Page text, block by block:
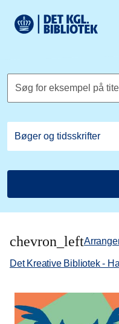
Det Kongelige
Søg for eksempel på titel,
chevron_left
Det Kreative Bibliotek -